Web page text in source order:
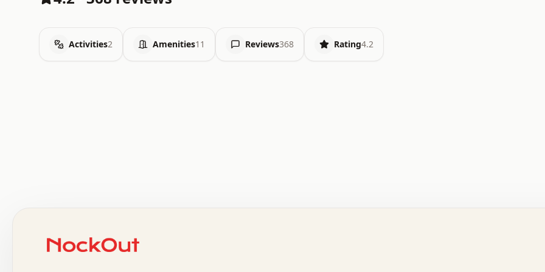
Activities2 Amenities11 Reviews368 Rating4.2
.   +   .   .   o   .   .   .   .   .   .   :   .   .   .   x   .   .   .   .   .   .   +   .   .   o
.   .   .   o   .   .   .   .   .   .   .   .   x   .   .   .   o   .   .   .   .   .   .   .   .   x   .